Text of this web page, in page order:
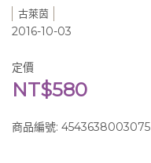
古萊茵
2016-10-03
定價
NT$580
商品編號: 4543638003075